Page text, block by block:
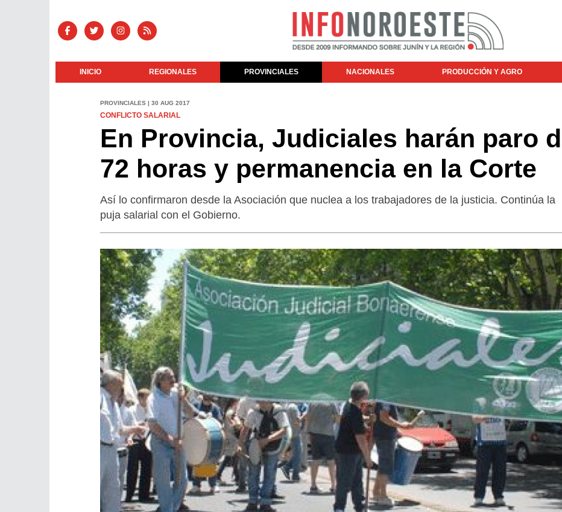
INICIO REGIONALES PROVINCIALES NACIONALES PRODUCCIÓN Y AGRO
PROVINCIALES | 30 AUG 2017
CONFLICTO SALARIAL
En Provincia, Judiciales harán paro
72 horas y permanencia en la Corte
Así lo confirmaron desde la Asociación que nuclea a los trabajadores de la justicia. Continúa la
puja salarial con el Gobierno.